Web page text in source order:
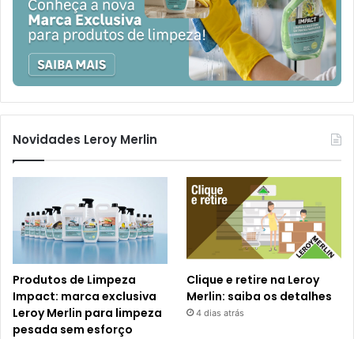
Novidades Leroy Merlin
Produtos de Limpeza
Impact: marca exclusiva
Leroy Merlin para limpeza
pesada sem esforço
Clique e retire na Leroy
Merlin: saiba os detalhes
4 dias atrás